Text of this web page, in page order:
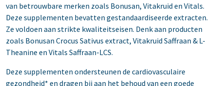
van betrouwbare merken zoals Bonusan, Vitakruid en Vitals.
Deze supplementen bevatten gestandaardiseerde extracten.
Ze voldoen aan strikte kwaliteitseisen. Denk aan producten
zoals Bonusan Crocus Sativus extract, Vitakruid Saffraan & L-
Theanine en Vitals Saffraan-LCS.
Deze supplementen ondersteunen de cardiovasculaire
gezondheid* en dragen bij aan het behoud van een goede